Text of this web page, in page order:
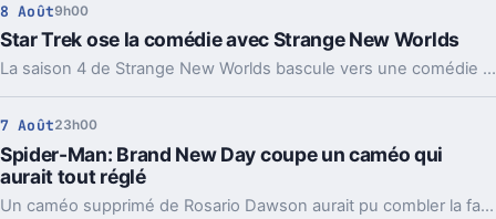
8 Août9h00
Star Trek ose la comédie avec Strange New Worlds
La saison 4 de Strange New Worlds bascule vers une comédie d’ivresse improbable. Un détour léger, mais pas si anodin pour Star Trek.
7 Août23h00
Spider-Man: Brand New Day coupe un caméo qui
aurait tout réglé
Un caméo supprimé de Rosario Dawson aurait pu combler la faille la plus commentée de Spider-Man: Brand New Day. Et ça agace les fans.